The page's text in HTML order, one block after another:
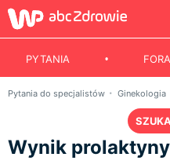
PYTANIA FORA
Pytania do specjalistów Ginekologia
Wynik